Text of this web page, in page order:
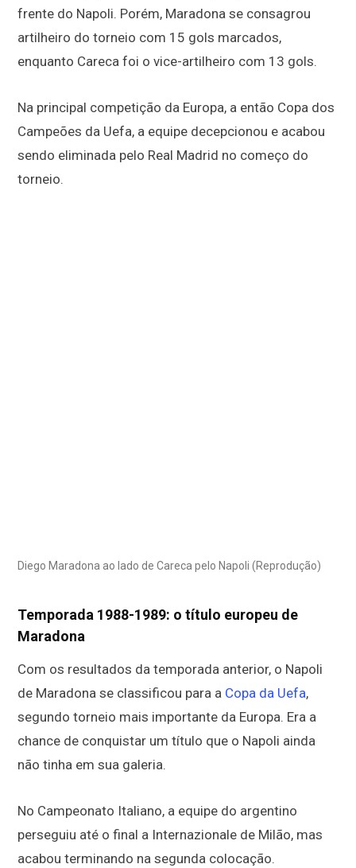
frente do Napoli. Porém, Maradona se consagrou
artilheiro do torneio com 15 gols marcados,
enquanto Careca foi o vice-artilheiro com 13 gols.
Na principal competição da Europa, a então Copa dos
Campeões da Uefa, a equipe decepcionou e acabou
sendo eliminada pelo Real Madrid no começo do
torneio.
Diego Maradona ao lado de Careca pelo Napoli (Reprodução)
Temporada 1988-1989: o título europeu de
Maradona
Com os resultados da temporada anterior, o Napoli
de Maradona se classificou para a Copa da Uefa,
segundo torneio mais importante da Europa. Era a
chance de conquistar um título que o Napoli ainda
não tinha em sua galeria.
No Campeonato Italiano, a equipe do argentino
perseguiu até o final a Internazionale de Milão, mas
acabou terminando na segunda colocação.